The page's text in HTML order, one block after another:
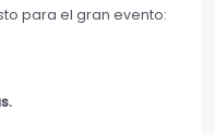
para el gran evento: